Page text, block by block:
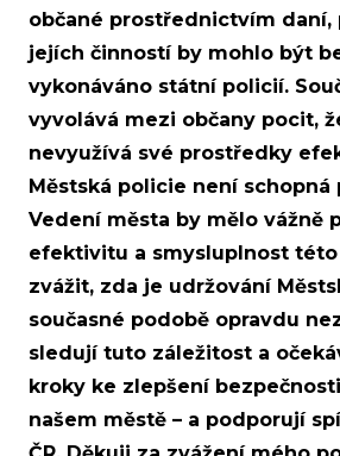
občané prostřednictvím daní,
jejích činností by mohlo být
vykonáváno státní policií.
vyvolává mezi občany pocit,
nevyužívá své prostředky
Městská policie není
Vedení města by mělo vážně
efektivitu a smysluplnost
zvážit, zda je udržování
současné podobě opravdu
sledují tuto záležitost a
kroky ke zlepšení
našem městě – a podporují